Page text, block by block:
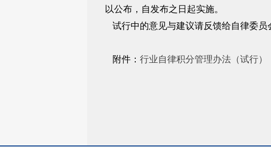
以公布，自发布之日起实施。
试行中的意见与建议请反馈给自律委员
附件： 行业自律积分管理办法（试行）